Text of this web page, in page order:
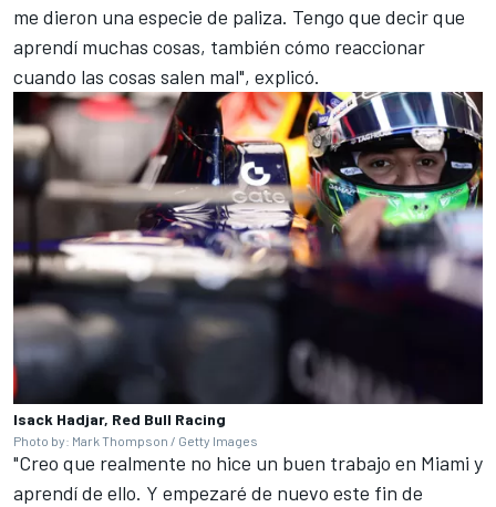
me dieron una especie de paliza. Tengo que decir que
aprendí muchas cosas, también cómo reaccionar
cuando las cosas salen mal", explicó.
Isack Hadjar, Red Bull Racing
Photo by: Mark Thompson / Getty Images
"Creo que realmente no hice un buen trabajo en Miami y
aprendí de ello. Y empezaré de nuevo este fin de